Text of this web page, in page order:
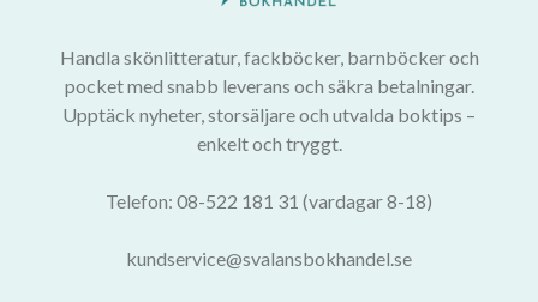
Handla skönlitteratur, fackböcker, barnböcker och
pocket med snabb leverans och säkra betalningar.
Upptäck nyheter, storsäljare och utvalda boktips –
enkelt och tryggt.
Telefon: 08-522 181 31 (vardagar 8-18)
kundservice@svalansbokhandel.se